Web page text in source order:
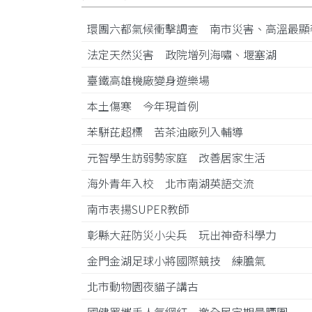
環團六都氣候衝擊調查 南市災害、高溫最
法定天然災害 政院增列海嘯、堰塞湖
臺鐵高雄機廠變身遊樂場
本土傷寒 今年現首例
苯駢芘超標 苦茶油廠列入輔導
元智學生訪弱勢家庭 改善居家生活
海外青年入校 北市南湖英語交流
南市表揚SUPER教師
彰縣大莊防災小尖兵 玩出神奇科學力
金門金湖足球小將國際競技 練膽氣
北市動物園夜貓子講古